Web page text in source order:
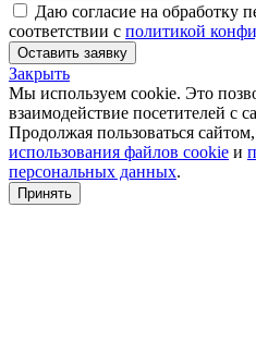
Даю согласие на обработку
соответствии с политикой
Оставить заявку
Закрыть
Мы используем cookie. Это
взаимодействие посетителей с
Продолжая пользоваться
использования файлов cookie и
персональных данных.
Принять